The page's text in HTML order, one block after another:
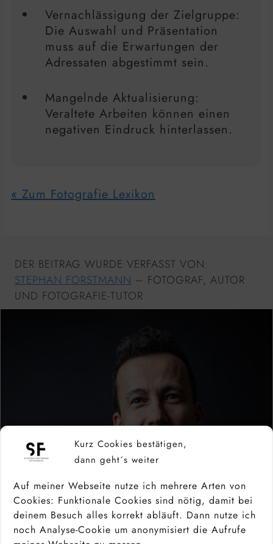
Kurz Cookies bestätigen,
dann geht´s weiter
Auf meiner Webseite nutze ich mehrere Arten von
Cookies: Funktionale Cookies sind nötig, damit bei
deinem Besuch alles korrekt abläuft. Dann nutze ich
noch Analyse-Cookie um anonymisiert die Aufrufe
Vernachlässigung der Zielgruppe:
Die Auswahl und Präsentation
muss auf die Erwartungen der
Adressaten abgestimmt sein.
Mangelnde Aktualisierung:
Veraltete Arbeiten können einen
negativen Eindruck hinterlassen.
« Zum Fotografie Lexikon
DER BEITRAG WURDE VERFASST VON:
STEPHAN FORSTMANN – FOTOGRAF, AUTOR
UND FOTOGRAFIE-TUTOR